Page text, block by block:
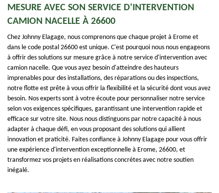
MESURE AVEC SON SERVICE D'INTERVENTION
CAMION NACELLE À 26600
Chez Johnny Elagage, nous comprenons que chaque projet à Erome et
dans le code postal 26600 est unique. C'est pourquoi nous nous engageons
à offrir des solutions sur mesure grâce à notre service d'intervention avec
camion nacelle. Que vous ayez besoin d'atteindre des hauteurs
imprenables pour des installations, des réparations ou des inspections,
notre flotte est prête à vous offrir la flexibilité et la sécurité dont vous avez
besoin. Nos experts sont à votre écoute pour personnaliser notre service
selon vos exigences spécifiques, garantissant une intervention rapide et
efficace sur votre site. Nous nous distinguons par notre capacité à nous
adapter à chaque défi, en vous proposant des solutions qui allient
innovation et praticité. Faites confiance à Johnny Elagage pour vous offrir
une expérience d'intervention exceptionnelle à Erome, 26600, et
transformez vos projets en réalisations concrètes avec notre soutien
inégalé.